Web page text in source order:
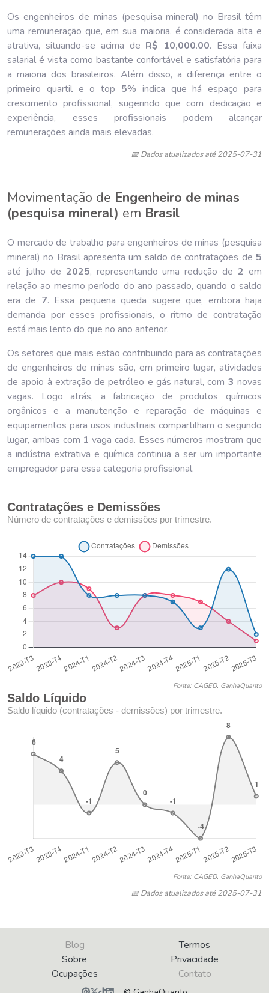
Os engenheiros de minas (pesquisa mineral) no Brasil têm
uma remuneração que, em sua maioria, é considerada alta e
atrativa, situando-se acima de R$ 10,000.00. Essa faixa
salarial é vista como bastante confortável e satisfatória para
a maioria dos brasileiros. Além disso, a diferença entre o
primeiro quartil e o top 5% indica que há espaço para
crescimento profissional, sugerindo que com dedicação e
experiência, esses profissionais podem alcançar
remunerações ainda mais elevadas.
📅 Dados atualizados até 2025-07-31
Movimentação de Engenheiro de minas
(pesquisa mineral) em Brasil
O mercado de trabalho para engenheiros de minas (pesquisa
mineral) no Brasil apresenta um saldo de contratações de 5
até julho de 2025, representando uma redução de2 em
relação ao mesmo período do ano passado, quando o saldo
era de 7. Essa pequena queda sugere que, embora haja
demanda por esses profissionais, o ritmo de contratação
está mais lento do que no ano anterior.
Os setores que mais estão contribuindo para as contratações
de engenheiros de minas são, em primeiro lugar, atividades
de apoio à extração de petróleo e gás natural, com 3 novas
vagas. Logo atrás, a fabricação de produtos químicos
orgânicos e a manutenção e reparação de máquinas e
equipamentos para usos industriais compartilham o segundo
lugar, ambas com 1 vaga cada. Esses números mostram que
a indústria extrativa e química continua a ser um importante
empregador para essa categoria profissional.
Contratações e Demissões
Número de contratações e demissões por trimestre.
Fonte: CAGED, GanhaQuanto
Saldo Líquido
Saldo líquido (contratações - demissões) por trimestre.
Fonte: CAGED, GanhaQuanto
📅 Dados atualizados até 2025-07-31
Blog
Sobre
Ocupações
Termos
Privacidade
Contato